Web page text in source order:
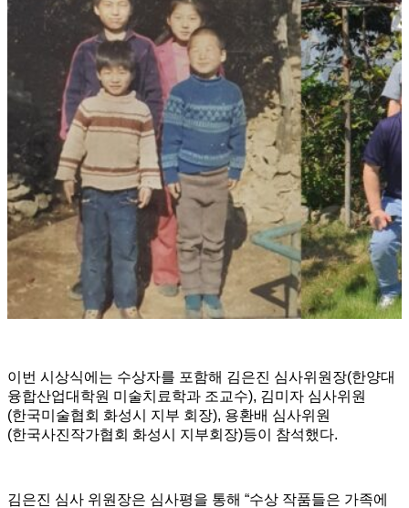
이번 시상식에는 수상자를 포함해 김은진 심사위원장(한양대
융합산업대학원 미술치료학과 조교수), 김미자 심사위원
(한국미술협회 화성시 지부 회장), 용환배 심사위원
(한국사진작가협회 화성시 지부회장)등이 참석했다.
김은진 심사 위원장은 심사평을 통해 “수상 작품들은 가족에